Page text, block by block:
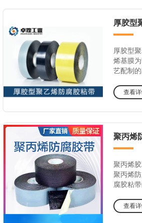
厚胶型
厚胶型
烯基膜
艺配制
同以往
ISIEP防
的弹性
封的更紧
查看
聚丙烯
聚丙烯
聚丙烯
腐胶粘
粘带。
查看